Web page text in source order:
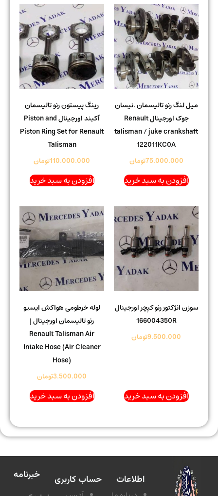
میل لنگ رنو تالیسمان .نیسان
جوک اورجینال Renault
talisman / juke crankshaft
122011KC0A
75.000.000تومان
افزودن به سبد خرید
رینگ پیستون رنو تالیسمان
آکبند اورجینال Piston and
Piston Ring Set for Renault
Talisman
110.000.000تومان
افزودن به سبد خرید
سوزن انژکتور رنو کپچر اورجینال
166004350R
9.500.000تومان
افزودن به سبد خرید
لوله خرطومی هواکش ایسیو
رنو تالیسمان اورجینال |
Renault Talisman Air
Intake Hose (Air Cleaner
Hose)
3.500.000تومان
افزودن به سبد خرید
اطلاعات
حساب کاربری
خبرنامه